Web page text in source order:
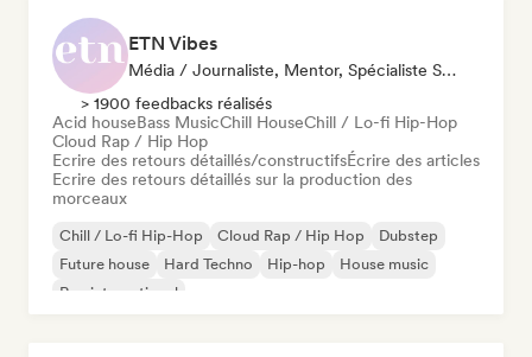
ETN Vibes
Média / Journaliste, Mentor, Spécialiste Son
> 1900 feedbacks réalisés
Acid houseBass MusicChill HouseChill / Lo-fi Hip-Hop
Cloud Rap / Hip Hop
Ecrire des retours détaillés/constructifsÉcrire des articles
Ecrire des retours détaillés sur la production des
morceaux
Chill / Lo-fi Hip-Hop Cloud Rap / Hip Hop
Dubstep
Future house
Hard Techno Hip-hop
House music
Rap international